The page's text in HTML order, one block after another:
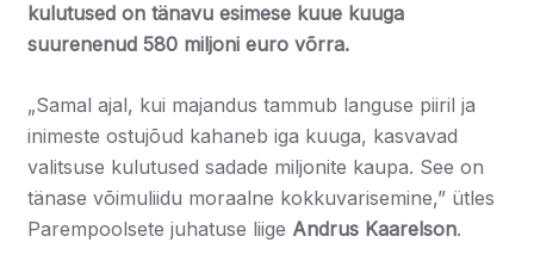
kulutused on tänavu esimese kuue kuuga
suurenenud 580 miljoni euro võrra.
„Samal ajal, kui majandus tammub languse piiril ja
inimeste ostujõud kahaneb iga kuuga, kasvavad
valitsuse kulutused sadade miljonite kaupa. See on
tänase võimuliidu moraalne kokkuvarisemine,” ütles
Parempoolsete juhatuse liige Andrus Kaarelson.